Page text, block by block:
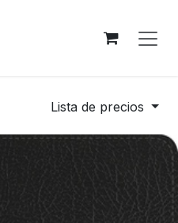
Lista de precios